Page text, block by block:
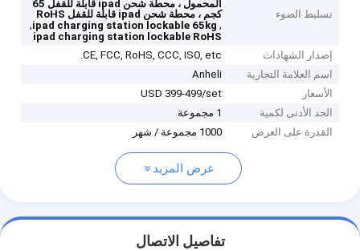
تسليط الضوء
المحمول ، محطة شحن ipad قابلة للقفل 65
كجم ، محطة شحن ipad قابلة للقفل RoHS
,
ipad charging station lockable 65kg
,
ipad charging station lockable RoHS
إصدار الشهادات
CE, FCC, RoHS, CCC, ISO, etc.
اسم العلامة التجارية
Anheli
الأسعار
USD 399-499/set
الحد الأدنى لكمية
1 مجموعة
القدرة على العرض
1000 مجموعة / شهر
عرض المزيد
تفاصيل الاتصال